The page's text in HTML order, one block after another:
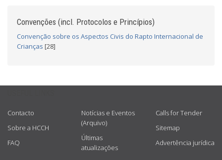
Convenções (incl. Protocolos e Princípios)
Convenção sobre os Aspectos Civis do Rapto Internacional de
Crianças [28]
Contacto
Sobre a HCCH
FAQ
Notícias e Eventos
(Arquivo)
Últimas
atualizações
Calls for Tender
Sitemap
Advertência jurídica